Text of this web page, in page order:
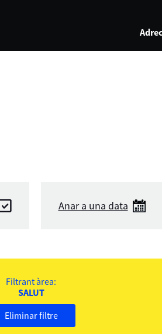
Anar a una data
Filtrant àrea:
SALUT
Eliminar filtre